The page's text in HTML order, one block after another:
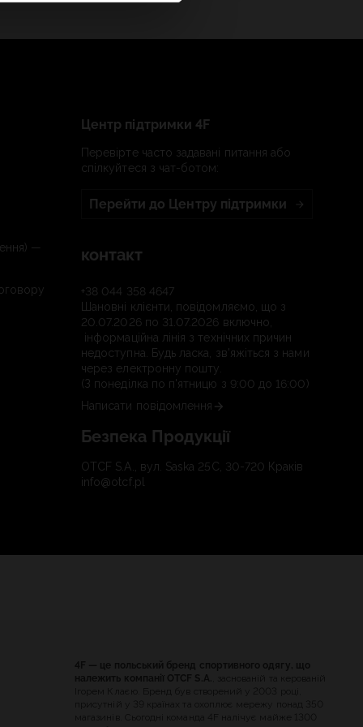
—
Центр підтримки 4F
Перевірте часто задавані питання або
спілкуйтеся з чат-ботом:
Перейти до Центру підтримки
контакт
+38 044 358 4647
Шановні клієнти, повідомляємо, що з
20.07.2026 по 31.07.2026 включно,
інформаційна лінія з технічних причин
недоступна. Будь ласка, зв'яжіться з нами
через електронну пошту.
(З понеділка по п'ятницю з 9:00 до 16:00)
Написати повідомлення
Безпека Продукції
OTCF S.A., вул. Saska 25C, 30-720 Краків
info@otcf.pl